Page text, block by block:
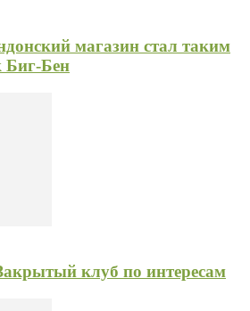
магазин стал таким
Биг-Бен
клуб по интересам